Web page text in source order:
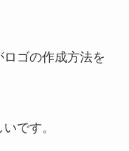
ゴの作成方法を
です。